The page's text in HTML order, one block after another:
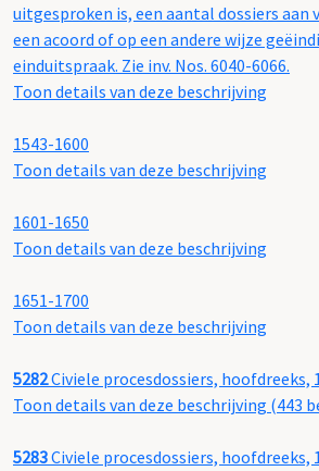
uitgesproken is, een aantal dossiers aan
een acoord of op een andere wijze
einduitspraak. Zie inv. Nos. 6040-6066.
Toon details van deze beschrijving
1543-1600
Toon details van deze beschrijving
1601-1650
Toon details van deze beschrijving
1651-1700
Toon details van deze beschrijving
5282Civiele procesdossiers, hoofdreeks,
Toon details van deze beschrijving (443
5283Civiele procesdossiers, hoofdreeks,